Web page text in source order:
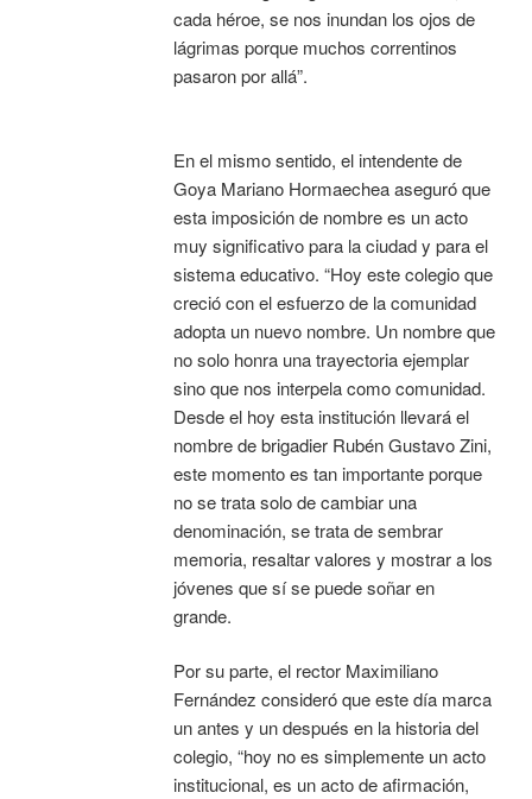
cada héroe, se nos inundan los ojos de
lágrimas porque muchos correntinos
pasaron por allá”.
En el mismo sentido, el intendente de
Goya Mariano Hormaechea aseguró que
esta imposición de nombre es un acto
muy significativo para la ciudad y para el
sistema educativo. “Hoy este colegio que
creció con el esfuerzo de la comunidad
adopta un nuevo nombre. Un nombre que
no solo honra una trayectoria ejemplar
sino que nos interpela como comunidad.
Desde el hoy esta institución llevará el
nombre de brigadier Rubén Gustavo Zini,
este momento es tan importante porque
no se trata solo de cambiar una
denominación, se trata de sembrar
memoria, resaltar valores y mostrar a los
jóvenes que sí se puede soñar en
grande.
Por su parte, el rector Maximiliano
Fernández consideró que este día marca
un antes y un después en la historia del
colegio, “hoy no es simplemente un acto
institucional, es un acto de afirmación,